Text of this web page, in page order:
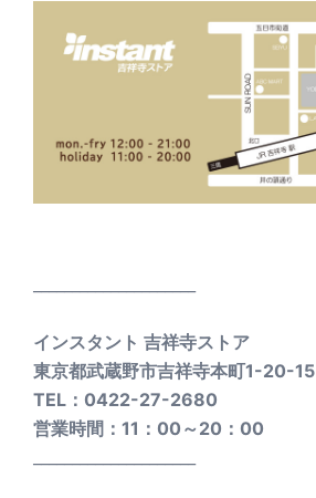
インスタント 吉祥寺ストア
東京都武蔵野市吉祥寺本町1-20-15
TEL：0422-27-2680
営業時間：11：00～20：00